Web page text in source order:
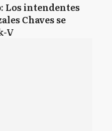
Los intendentes
Chaves se
V